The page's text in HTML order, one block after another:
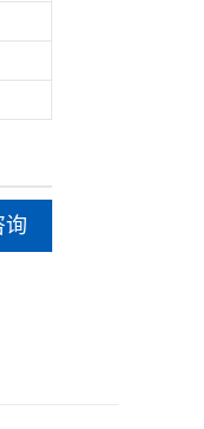
询